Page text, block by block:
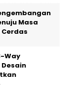
Masa
Way